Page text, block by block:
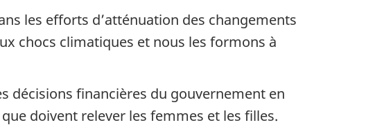
les efforts d’atténuation des changements
chocs climatiques et nous les formons à
décisions financières du gouvernement en
doivent relever les femmes et les filles.